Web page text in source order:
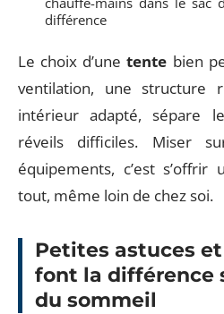
différence
Le choix d’unetente bien
ventilation, une structure
intérieur adapté, sépare
réveils difficiles. Miser
équipements, c’est
tout, même loin de chez soi.
Petites astuces
font la différence
du sommeil